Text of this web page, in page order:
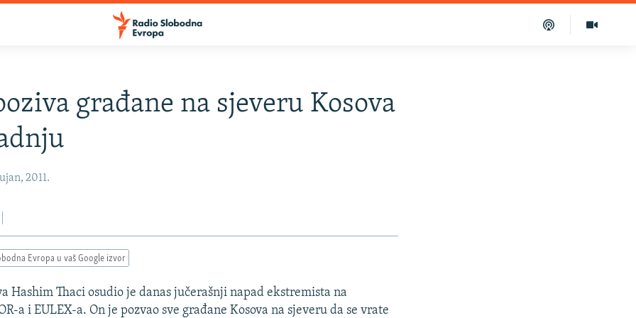
građane na sjeveru Kosova
2011.
Evropa u vaš Google izvor
Hashim Thaci osudio je danas jučerašnji napad ekstremista na
a i EULEX-a. On je pozvao sve građane Kosova na sjeveru da se vrate